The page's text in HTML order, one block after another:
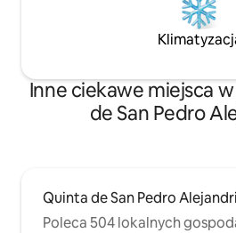
Inne ciekawe miejsca
de San Pedro
Quinta de San Pedro
Poleca 504 lokalnych